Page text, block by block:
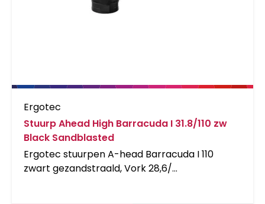
Ergotec
Stuurp Ahead High Barracuda I 31.8/110 zw
Black Sandblasted
Ergotec stuurpen A-head Barracuda I 110
zwart gezandstraald, Vork 28,6/